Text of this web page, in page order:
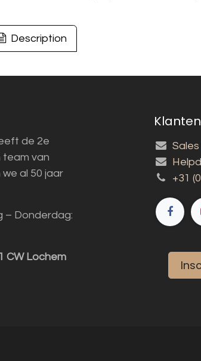
Description
de 2e
van
al 50 jaar
– Donderdag:
CW Lochem
+31